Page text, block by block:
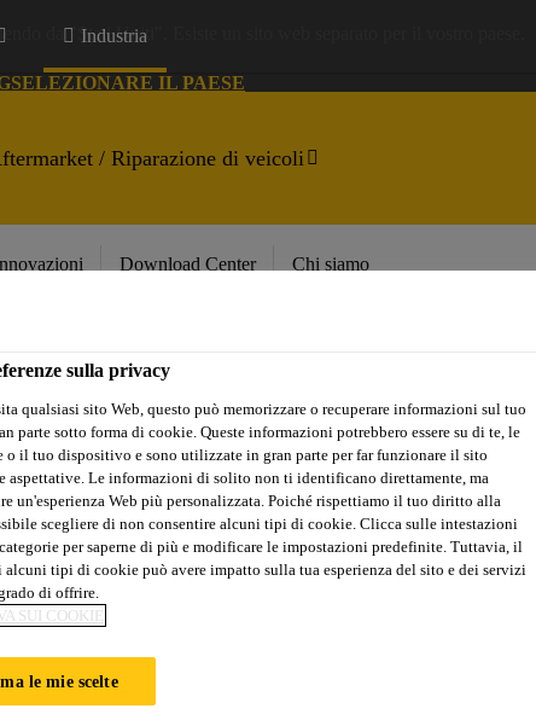
da "Stati Uniti". Esiste un sito web separato per il vostro paese.
SELEZIONARE IL PAESE
Industria
/ Riparazione di veicoli
Carrozzeria
Industria
/ Riparazione di veicoli
Download Center Chi siamo
sulla privacy
qualsiasi sito Web, questo può memorizzare o recuperare informazioni sul tuo
parte sotto forma di cookie. Queste informazioni potrebbero essere su di te, le
o il tuo dispositivo e sono utilizzate in gran parte per far funzionare il sito
aspettative. Le informazioni di solito non ti identificano direttamente, ma
un'esperienza Web più personalizzata. Poiché rispettiamo il tuo diritto alla
scegliere di non consentire alcuni tipi di cookie. Clicca sulle intestazioni
per saperne di più e modificare le impostazioni predefinite. Tuttavia, il
tipi di cookie può avere impatto sulla tua esperienza del sito e dei servizi
di offrire.
SUI COOKIE
le mie scelte